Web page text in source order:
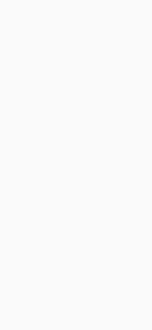
Do nejakej
ťažšie, vyžaduje to oveľa
Existujú nejaké mixéry,
tie kryptotransakcie,
Ale je to už oveľa,
je volatilné, čiže niečo
to v krypte je pre
než to mať v nejakej
alebo euro. Plus je tu
cez krypto peniaze
do klasickej meny. Tá
Čiže vy si môžete niečo
väčšinou cez nejaké iné
to mixérmi, ale nakoniec,
potrebujete to
vo forme dolára, eura
a to je veľmi ťažké
toho, aby to bolo
regulátori a dozorné
čiže oni tieto
krypto je oveľa menej